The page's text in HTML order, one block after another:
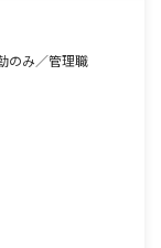
のみ／管理職